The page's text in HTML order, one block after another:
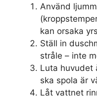
Använd
kan orsaka
Ställ in
stråle – inte
Luta huvudet
ska spola är
Låt vattnet